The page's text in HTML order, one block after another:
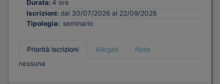
Durata: 4 ore
Iscrizioni: dal 30/07/2026 al 22/09/2026
Tipologia: seminario
Priorità iscrizioni Allegati
Note
nessuna